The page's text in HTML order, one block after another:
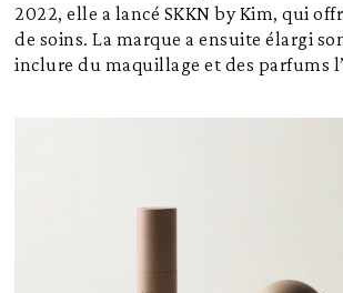
2022, elle a lancé SKKN by Kim, qui
de soins. La marque a ensuite élargi
inclure du maquillage et des parfums